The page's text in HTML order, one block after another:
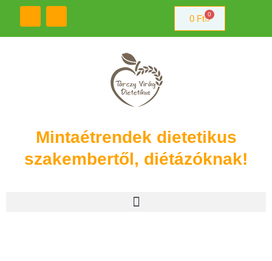
0 Ft 0
Mintaétrendek dietetikus
szakembertől, diétázóknak!